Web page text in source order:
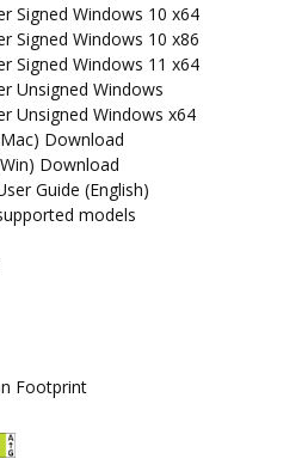
Signed Windows 10 x64
Signed Windows 10 x86
Signed Windows 11 x64
Unsigned Windows
Unsigned Windows x64
Download
Download
Guide (English)
models
Footprint